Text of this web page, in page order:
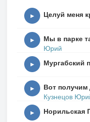
За Победу вы
Вместе с ними
Самый светлый
К сожалению,
Каждый день
▶ Целуй меня
▶ Мы в парке
Юрий
▶ Мургабский
▶ Вот получим
Кузнецов
▶ Норильская